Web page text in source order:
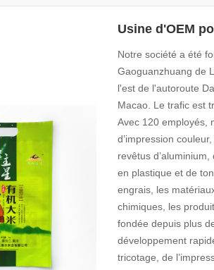
Usine d'OEM
Notre société a été
Gaoguanzhuang de
l'est de l'autoroute
Macao. Le trafic est
Avec 120 employés,
d’impression
revêtus
en plastique et de
engrais, les
chimiques, les
fondée depuis plus
développement
tricotage, de